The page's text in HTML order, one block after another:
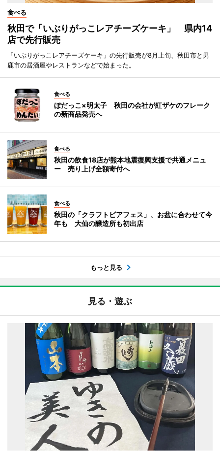
食べる
秋田で「いぶりがっこレアチーズケーキ」 県内14
店で先行販売
「いぶりがっこレアチーズケーキ」の先行販売が8月上旬、秋田市と男
鹿市の居酒屋やレストランなどで始まった。
食べる
ぼだっこ×明太子 秋田の会社が紅ザケのフレーク
の新商品発売へ
食べる
秋田の飲食18店が熊本地震復興支援で共通メニュ
ー 売り上げ全額寄付へ
食べる
秋田の「クラフトビアフェス」、お盆に合わせて今
年も 大仙の醸造所も初出店
もっと見る
見る・遊ぶ